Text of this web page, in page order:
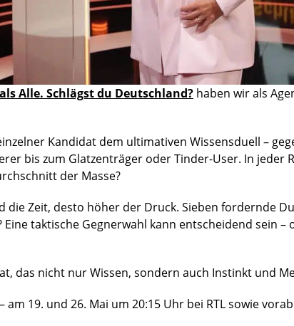
Alle. Schlägst du Deutschland? haben wir als
Kandidat dem ultimativen Wissensduell –
bis zum Glatzenträger oder Tinder-User. In
der Masse?
Zeit, desto höher der Druck. Sieben fordernde
Eine taktische Gegnerwahl kann entscheidend sein
das nicht nur Wissen, sondern auch Instinkt und
– am 19. und 26. Mai um 20:15 Uhr bei RTL sowie vorab